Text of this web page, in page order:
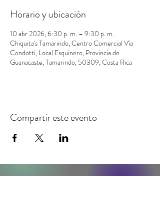
Horario y ubicación
10 abr 2026, 6:30 p. m. – 9:30 p. m.
Chiquita's Tamarindo, Centro Comercial Vía
Condotti, Local Esquinero, Provincia de
Guanacaste, Tamarindo, 50309, Costa Rica
Compartir este evento